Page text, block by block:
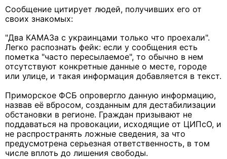
Сообщение цитирует людей, получивших его от
своих знакомых:
"Два КАМАЗа с украинцами только что проехали".
Легко распознать фейк: если у сообщения есть
пометка "часто пересылаемое", то обычно в нем
отсутствуют конкретные данные о месте, городе
или улице, и такая информация добавляется в текст.
Приморское ФСБ опровергло данную информацию,
назвав её вбросом, созданным для дестабилизации
обстановки в регионе. Граждан призывают не
поддаваться на провокации, исходящие от ЦИПсО, и
не распространять ложные сведения, за что
предусмотрена серьезная ответственность, в том
числе вплоть до лишения свободы.